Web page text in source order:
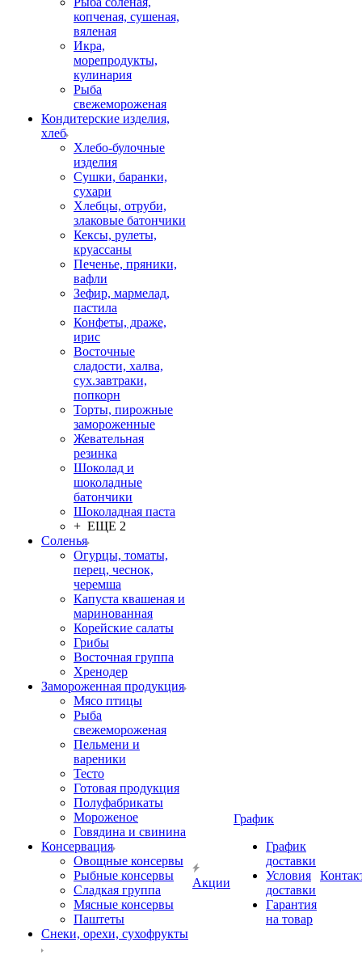
копченая, сушеная,
вяленая
Икра,
морепродукты,
кулинария
Рыба
свежемороженая
Кондитерские изделия,
хлеб
Хлебо-булочные
изделия
Сушки, баранки,
сухари
Хлебцы, отруби,
злаковые батончики
Кексы, рулеты,
круассаны
Печенье, пряники,
вафли
Зефир, мармелад,
пастила
Конфеты, драже,
ирис
Восточные
сладости, халва,
сух.завтраки,
попкорн
Торты, пирожные
замороженные
Жевательная
резинка
Шоколад и
шоколадные
батончики
Шоколадная паста
+ ЕЩЕ 2
Соленья
Огурцы, томаты,
перец, чеснок,
черемша
Капуста квашеная и
маринованная
Корейские салаты
Грибы
Восточная группа
Хренодер
Замороженная продукция
Мясо птицы
Рыба
свежемороженая
Пельмени и
вареники
Тесто
Готовая продукция
Полуфабрикаты
Мороженое
Говядина и свинина
Консервация
Овощные консервы
Рыбные консервы
Сладкая группа
Мясные консервы
Паштеты
Снеки, орехи, сухофрукты
Акции
График
График
доставки
Условия
доставки
Гарантия
на товар